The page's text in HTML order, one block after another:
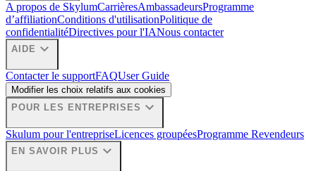
A propos de SkylumCarrièresAmbassadeursProgramme
d’affiliationConditions d'utilisationPolitique de
confidentialitéDirectives pour l'IANous contacter
AIDE expand_more
Contacter le supportFAQUser Guide
Modifier les choix relatifs aux cookies
POUR LES ENTREPRISES expand_more
Skulum pour l'entrepriseLicences groupéesProgramme Revendeurs
EN SAVOIR PLUS expand_more